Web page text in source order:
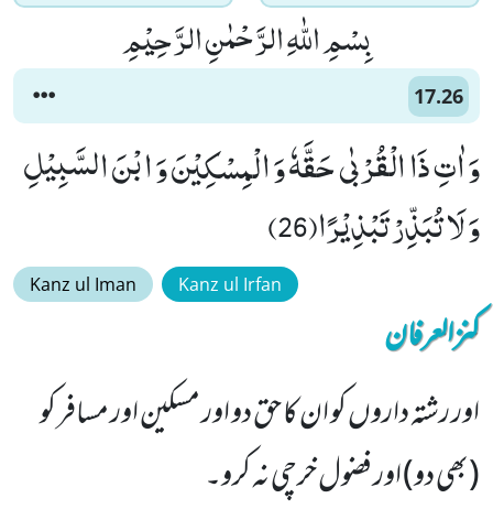
بِسْمِ اللّٰهِ الرَّحْمٰنِ الرَّحِیْمِ
17.26
وَ اٰتِ ذَا الْقُرْبٰى حَقَّهٗ وَ الْمِسْكِیْنَ وَ ابْنَ السَّبِیْلِ
وَ لَا تُبَذِّرْ تَبْذِیْرًا(26)
Kanz ul Iman Kanz ul Irfan
کنزالعرفان
اور رشتہ داروں کو ان کا حق دو اور مسکین اور مسافر کو
(بھی دو) اور فضول خرچی نہ کرو۔